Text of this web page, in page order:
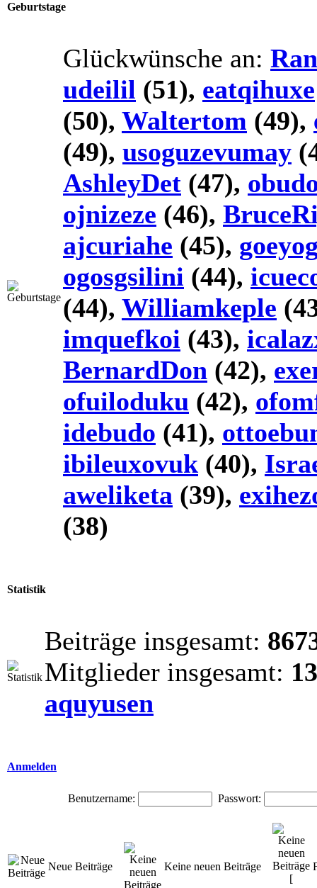
Geburtstage
Glückwünsche an:
udeilil (51), eatqihuxe
(50), Waltertom (49),
(49), usoguzevumay
AshleyDet (47),
ojnizeze (46),
ajcuriahe (45),
ogosgsilini (44),
(44), Williamkeple
imquefkoi (43),
BernardDon (42),
ofuiloduku (42),
idebudo (41),
ibileuxovuk (40),
aweliketa (39),
(38)
Statistik
Beiträge insgesamt:
Mitglieder insgesamt:
aquyusen
Anmelden
Benutzername: Passwort:
Neue Beiträge Keine neuen Beiträge